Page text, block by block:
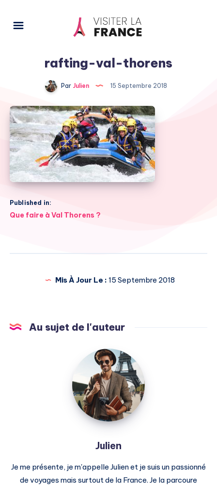
rafting-val-thorens
Par Julien 15 Septembre 2018
Published in:
Navigation
Que faire à Val Thorens ?
Mis À Jour Le : 15 Septembre 2018
Au sujet de l'auteur
Julien
Julien
Je me présente, je m'appelle Julien et je suis un passionné
de voyages mais surtout de la France. Je la parcoure